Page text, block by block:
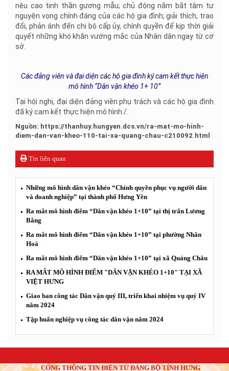
nêu cao tinh thần gương mẫu; chủ động nắm bắt tâm tư
nguyện vọng chính đáng của các hộ gia đình; giải thích, trao
đổi, phản ánh đến chi bộ cấp ủy, chính quyền để kịp thời giải
quyết những khó khăn vướng mắc của Nhân dân ngay từ cơ
sở.
Các đảng viên và đại diện các hộ gia đình ký cam kết thực hiện
mô hình “Dân vận khéo 1+ 10”
Tại hội nghị, đại diện đảng viên phụ trách và các hộ gia đình
đã ký cam kết thực hiện mô hình./.
Nguồn: https://thanhuy.hungyen.dcs.vn/ra-mat-mo-hinh-
diem-dan-van-kheo-110-tai-xa-quang-chau-c210092.html
Tin liên quan
Những mô hình dân vận khéo “Chính quyền phục vụ người dân
và doanh nghiệp” tại thành phố Hưng Yên
Ra mắt mô hình điểm “Dân vận khéo 1+10” tại thị trấn Lương
Bằng
Ra mắt mô hình điểm “Dân vận khéo 1+10” tại phường Nhân
Hoà
Ra mắt mô hình điểm “Dân vận khéo 1+10” tại xã Quảng Châu
RA MẮT MÔ HÌNH ĐIỂM "DÂN VẬN KHÉO 1+10" TẠI XÃ
VIỆT HƯNG
Giao ban công tác Dân vận quý III, triển khai nhiệm vụ quý IV
năm 2024
Tập huấn nghiệp vụ công tác dân vận năm 2024
CỔNG THÔNG TIN ĐIỆN TỬ ĐẢNG BỘ TỈNH HƯNG